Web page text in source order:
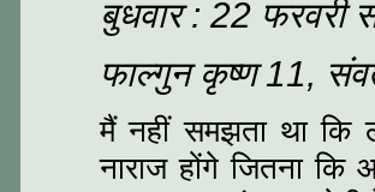
बुधवार : 22 फरवरी
फाल्‍गुन कृष्‍ण 11,
मैं नहीं समझता था कि
नाराज होंगे जितना